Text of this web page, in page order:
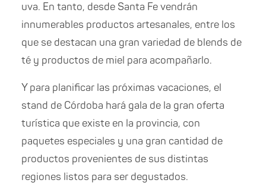
uva. En tanto, desde Santa Fe vendrán
innumerables productos artesanales, entre los
que se destacan una gran variedad de blends de
té y productos de miel para acompañarlo.
Y para planificar las próximas vacaciones, el
stand de Córdoba hará gala de la gran oferta
turística que existe en la provincia, con
paquetes especiales y una gran cantidad de
productos provenientes de sus distintas
regiones listos para ser degustados.